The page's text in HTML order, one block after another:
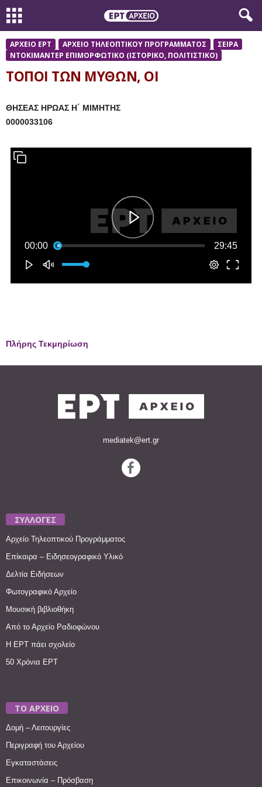
ΑΡΧΕΙΟ ΕΡΤ ΑΡΧΕΙΟ ΤΗΛΕΟΠΤΙΚΟΥ ΠΡΟΓΡΑΜΜΑΤΟΣ
ΣΕΙΡΑ
ΝΤΟΚΙΜΑΝΤΕΡ ΕΠΙΜΟΡΦΩΤΙΚΟ (ΙΣΤΟΡΙΚΟ, ΠΟΛΙΤΙΣΤΙΚΟ)
ΤΟΠΟΙ ΤΩΝ ΜΥΘΩΝ, ΟΙ
ΘΗΣΕΑΣ ΗΡΩΑΣ Η΄ ΜΙΜΗΤΗΣ
0000033106
Πλήρης Τεκμηρίωση
mediatek@ert.gr
ΣΥΛΛΟΓΕΣ
Αρχείο Τηλεοπτικού Προγράμματος
Επίκαιρα – Ειδησεογραφικό Υλικό
Δελτία Ειδήσεων
Φωτογραφικό Αρχείο
Μουσική βιβλιοθήκη
Από το Αρχείο Ραδιοφώνου
Η ΕΡΤ πάει σχολείο
50 Χρόνια ΕΡΤ
ΤΟ ΑΡΧΕΙΟ
Δομή – Λειτουργίες
Περιγραφή του Αρχείου
Εγκαταστάσεις
Επικοινωνία – Πρόσβαση